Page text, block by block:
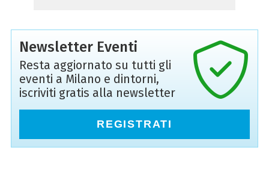
Newsletter Eventi
Resta aggiornato su tutti gli
eventi a Milano e dintorni,
iscriviti gratis alla newsletter
REGISTRATI